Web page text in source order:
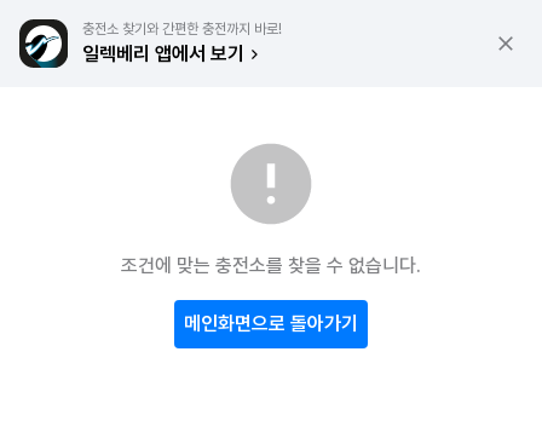
충전소 찾기와 간편한 충전까지 바로!
일렉베리 앱에서 보기
조건에 맞는 충전소를 찾을 수 없습니다.
메인화면으로 돌아가기